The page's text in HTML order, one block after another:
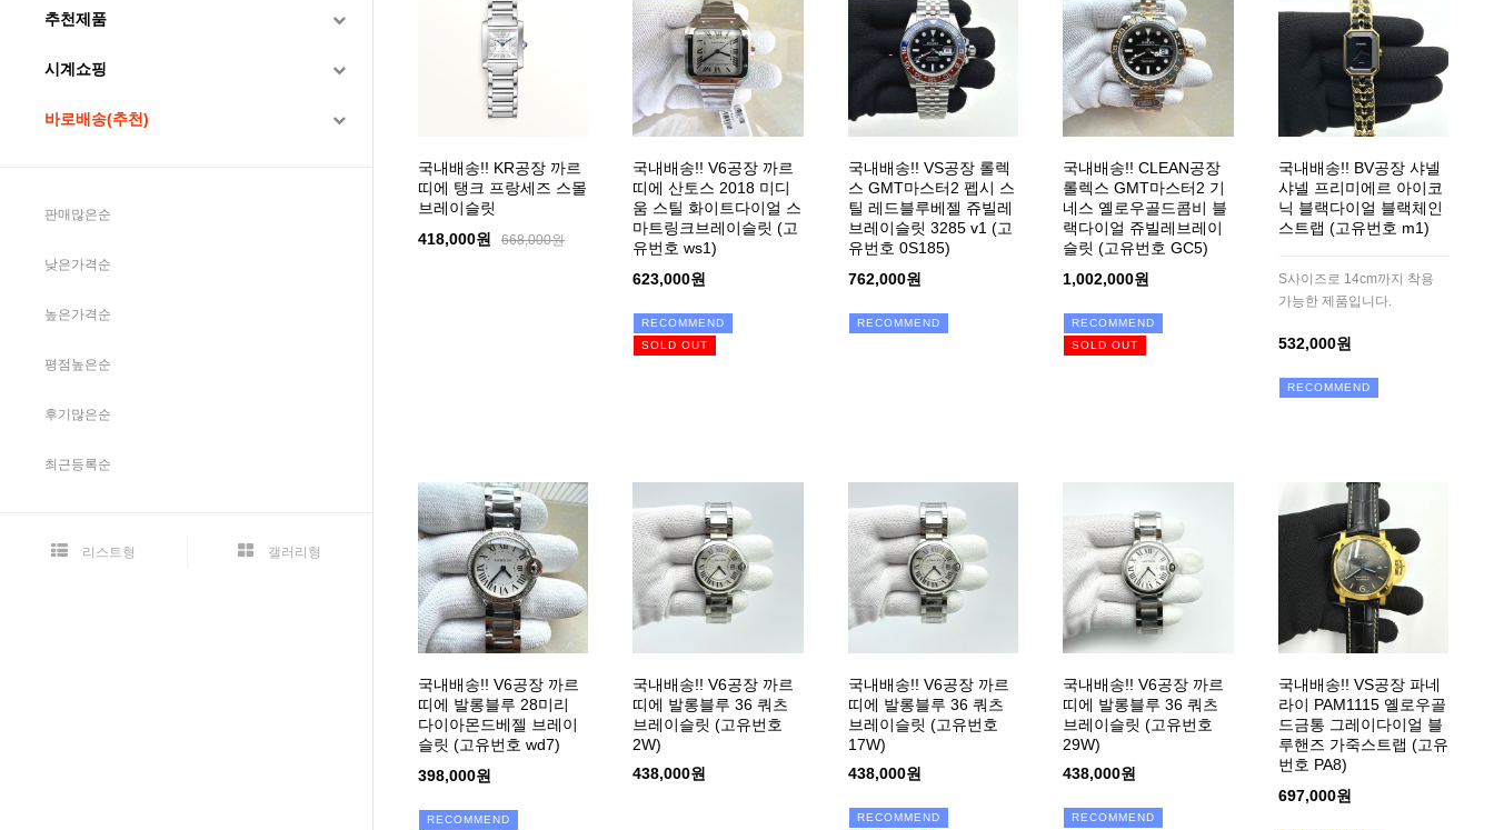
추천제품
시계쇼핑
바로배송(추천)
판매많은순
낮은가격순
높은가격순
평점높은순
후기많은순
최근등록순
리스트형 갤러리형
국내배송!! KR공장 까르
띠에 탱크 프랑세즈 스몰
브레이슬릿
418,000원
668,000원
국내배송!! V6공장 까르
띠에 산토스 2018 미디
움 스틸 화이트다이얼 스
마트링크브레이슬릿 (고
유번호 ws1)
623,000원
RECOMMEND
SOLD OUT
국내배송!! VS공장 롤렉
스 GMT마스터2 펩시 스
틸 레드블루베젤 쥬빌레
브레이슬릿 3285 v1 (고
유번호 0S185)
762,000원
RECOMMEND
국내배송!! CLEAN공장
롤렉스 GMT마스터2 기
네스 옐로우골드콤비 블
랙다이얼 쥬빌레브레이
슬릿 (고유번호 GC5)
1,002,000원
RECOMMEND
SOLD OUT
국내배송!! BV공장 샤넬
샤넬 프리미에르 아이코
닉 블랙다이얼 블랙체인
스트랩 (고유번호 m1)
S사이즈로 14cm까지 착용
가능한 제품입니다.
532,000원
RECOMMEND
국내배송!! V6공장 까르
띠에 발롱블루 28미리
다이아몬드베젤 브레이
슬릿 (고유번호 wd7)
398,000원
RECOMMEND
국내배송!! V6공장 까르
띠에 발롱블루 36 쿼츠
브레이슬릿 (고유번호
2W)
438,000원
국내배송!! V6공장 까르
띠에 발롱블루 36 쿼츠
브레이슬릿 (고유번호
17W)
438,000원
RECOMMEND
국내배송!! V6공장 까르
띠에 발롱블루 36 쿼츠
브레이슬릿 (고유번호
29W)
438,000원
RECOMMEND
국내배송!! VS공장 파네
라이 PAM1115 옐로우골
드금통 그레이다이얼 블
루핸즈 가죽스트랩 (고유
번호 PA8)
697,000원